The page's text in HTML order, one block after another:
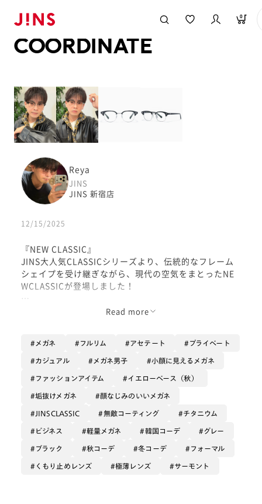
0
COORDINATE
Reya
JINS
JINS 新宿店
12/15/2025
『NEW CLASSIC』
JINS大人気CLASSICシリーズより、伝統的なフレーム
シェイプを受け継ぎながら、現代の空気をまとったNE
WCLASSICが登場しました！
アイコンには、クリスタルとして親しまれる石英(クオ
アセテートとチタンを組み合わせたサーモンとタイプ！
ヴィンテージらしい雰囲気と質感を再現するため、フロ
ント上部にまでこだわり抜かれた1本です！
人と差をつけたいなら絶対これ！
ぜひ手に取ってみてください！
Read more
メガネ フルリム アセテート プライベート
カジュアル メガネ男子 小顔に見えるメガネ
ファッションアイテム イエローベース（秋）
垢抜けメガネ 顔なじみのいいメガネ
JINSCLASSIC 無敵コーティング チタニウム
ビジネス 軽量メガネ 韓国コーデ グレー
ブラック 秋コーデ 冬コーデ フォーマル
くもり止めレンズ 極薄レンズ サーモント